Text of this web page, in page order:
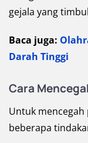
gejala yang
Baca juga:
Darah Tinggi
Cara
Untuk
beberapa